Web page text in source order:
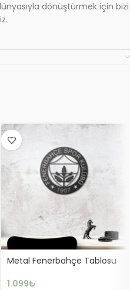
dönüştürmek için bizi
Metal Fenerbahçe Tablosu
1.099₺